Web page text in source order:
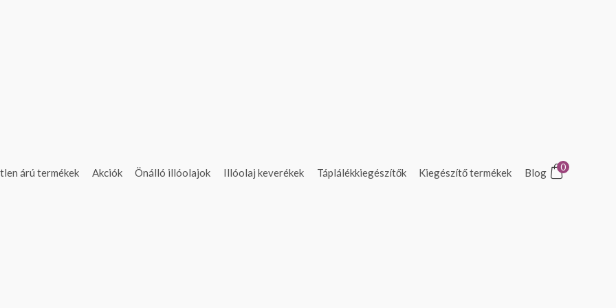
árú termékek Akciók Önálló illóolajok Illóolaj keverékek Táplálékkiegészítők Kiegészítő termékek Blog 0